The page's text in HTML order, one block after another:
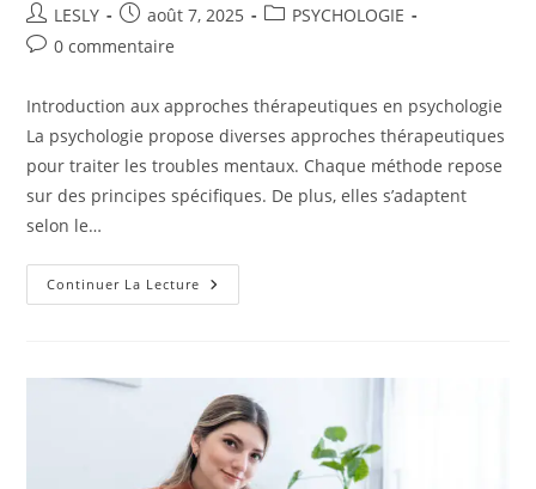
Auteur/autrice
de
LESLY
Publication
publiée :
août 7, 2025
PostPSYCHOLOGIE
Commentaires
la
publication :
0 commentaire
Introduction aux approches thérapeutiques en psychologie
La psychologie propose diverses approches thérapeutiques
pour traiter les troubles mentaux. Chaque méthode repose
sur des principes spécifiques. De plus, elles s’adaptent
selon le…
Continuer La Lecture Quelles
Sont
Psychologie
?